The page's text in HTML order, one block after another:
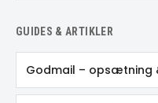
GUIDES & ARTIKLER
Godmail – opsætning